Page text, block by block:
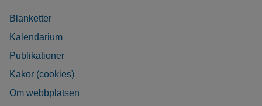
Blanketter
Kalendarium
Publikationer
Kakor (cookies)
Om webbplatsen